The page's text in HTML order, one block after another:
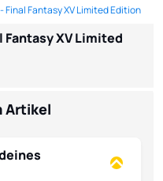
Final Fantasy XV Limited Edition
Fantasy XV Limited
Artikel